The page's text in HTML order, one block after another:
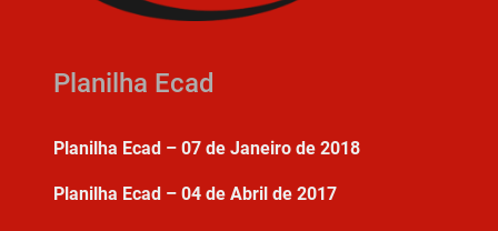
Planilha Ecad
Planilha Ecad – 07 de Janeiro de 2018
Planilha Ecad – 04 de Abril de 2017